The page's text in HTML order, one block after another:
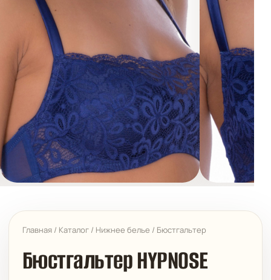
Главная / Каталог / Нижнее белье / Бюстгальтер
Бюстгальтер HYPNOSE